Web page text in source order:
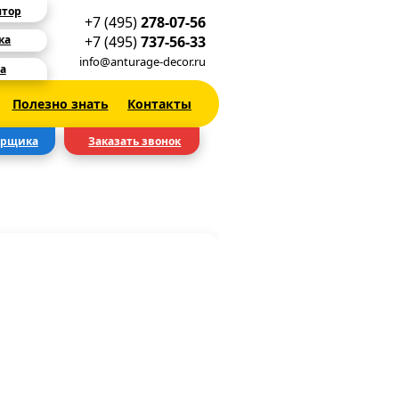
+7 (495)278-07-56
+7 (495)737-56-33
info@anturage-decor.ru
Полезно знать Контакты
Заказать звонок